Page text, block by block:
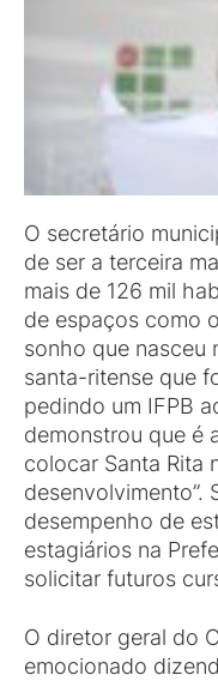
O secretário
de ser a terceira
mais de 126 mil
de espaços como
sonho que nasceu
santa-ritense que
pedindo um IFPB
demonstrou que é
colocar Santa Rita
desenvolvimento”.
desempenho de
estagiários na
solicitar futuros
O diretor geral do
emocionado